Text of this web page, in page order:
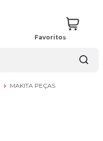
Favoritos
MAKITA PEÇAS